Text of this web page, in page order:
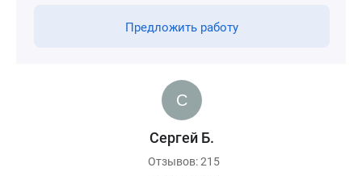
Предложить работу
Сергей Б.
Отзывов: 215